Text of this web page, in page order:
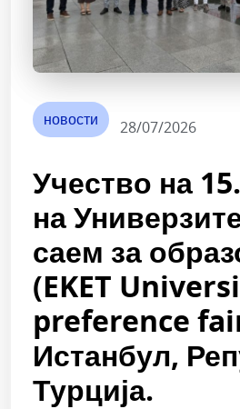
новости 28/07/2026
Учество на
на
саем за
(EKET
preference
Истанбул,
Турција.